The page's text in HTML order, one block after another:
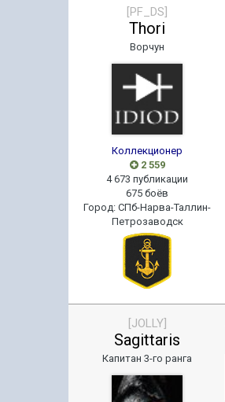
[PF_DS]
Thori
Ворчун
Коллекционер
2 559
4 673 публикации
675 боёв
Город:СПб-Нарва-Таллин-
Петрозаводск
[JOLLY]
Sagittaris
Капитан 3-го ранга